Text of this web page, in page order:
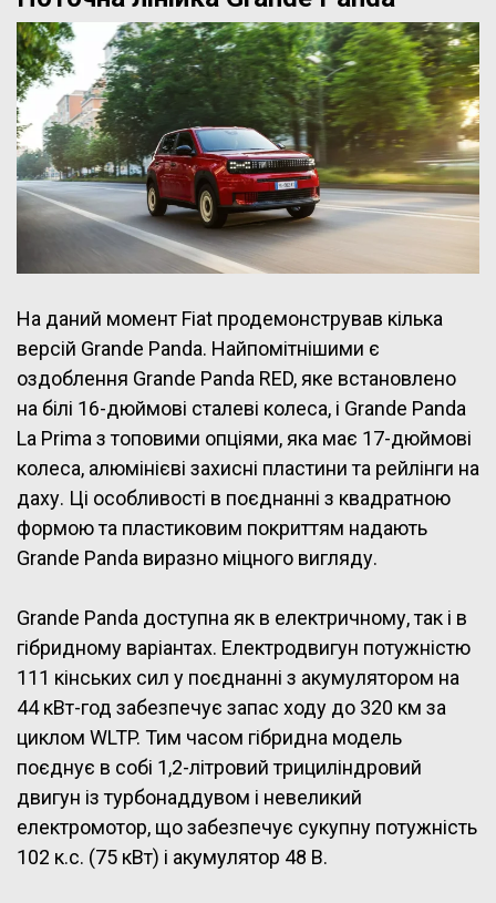
На даний момент Fiat продемонстрував кілька
версій Grande Panda. Найпомітнішими є
оздоблення Grande Panda RED, яке встановлено
на білі 16-дюймові сталеві колеса, і Grande Panda
La Prima з топовими опціями, яка має 17-дюймові
колеса, алюмінієві захисні пластини та рейлінги на
даху. Ці особливості в поєднанні з квадратною
формою та пластиковим покриттям надають
Grande Panda виразно міцного вигляду.
Grande Panda доступна як в електричному, так і в
гібридному варіантах. Електродвигун потужністю
111 кінських сил у поєднанні з акумулятором на
44 кВт-год забезпечує запас ходу до 320 км за
циклом WLTP. Тим часом гібридна модель
поєднує в собі 1,2-літровий трициліндровий
двигун із турбонаддувом і невеликий
електромотор, що забезпечує сукупну потужність
102 к.с. (75 кВт) і акумулятор 48 В.